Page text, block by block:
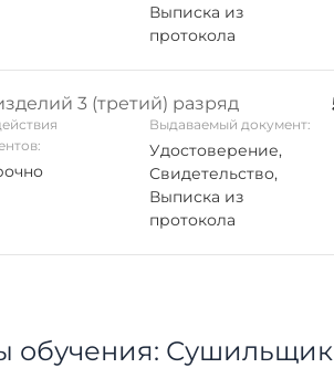
Выписка из
протокола
3 (третий) разряд
Выдаваемый документ:
Удостоверение,
Свидетельство,
Выписка из
протокола
обучения: